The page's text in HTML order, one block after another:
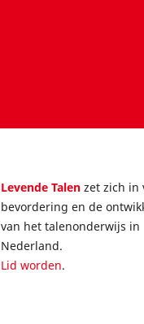
Levende Talen zet zich in
bevordering en de
van het talenonderwijs in
Nederland.
Lid worden.